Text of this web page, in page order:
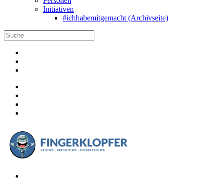
Initiativen
#ichhabemitgemacht (Archivseite)